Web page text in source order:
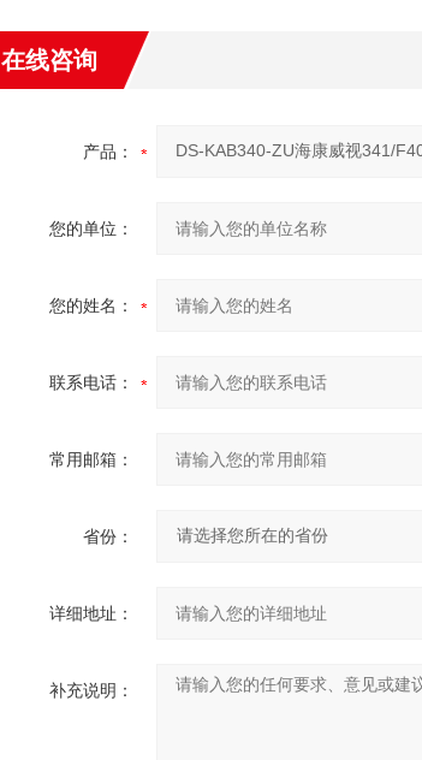
在线咨询
产品：
您的单位：
您的姓名：
联系电话：
常用邮箱：
省份：
详细地址：
补充说明：